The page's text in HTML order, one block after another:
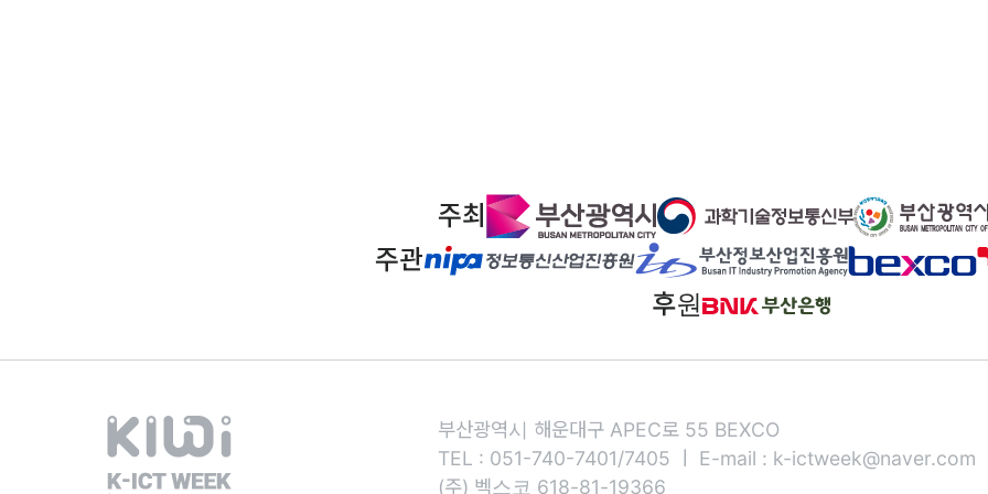
주최
주관
후원
부산광역시 해운대구 APEC로 55 BEXCO
TEL : 051-740-7401/7405 ㅣ E-mail : k-ictweek@naver.com
(주) 벡스코 618-81-19366